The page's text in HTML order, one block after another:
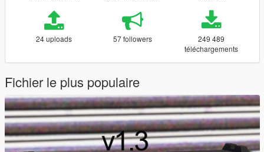
24 uploads 57 followers
249 489
téléchargements
Fichier le plus populaire